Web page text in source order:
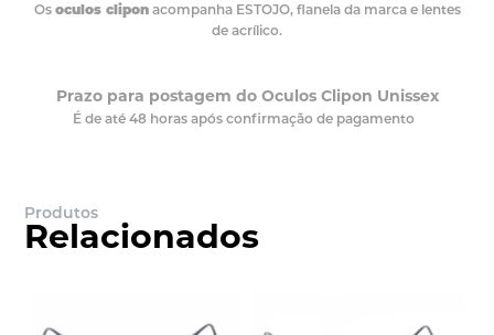
Os oculos cliponacompanha ESTOJO, flanela da marca e lentes
de acrílico.
Prazo para postagem do Oculos Clipon Unissex
É de até 48 horas após confirmação de pagamento
Produtos
Relacionados